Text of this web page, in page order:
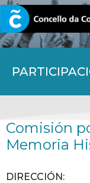
CORUNA.GAL
Comisión
Memoria
DIRECCIÓN: